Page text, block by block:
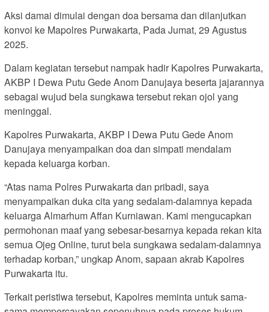
Aksi damai dimulai dengan doa bersama dan dilanjutkan
konvoi ke Mapolres Purwakarta, Pada Jumat, 29 Agustus
2025.
Dalam kegiatan tersebut nampak hadir Kapolres Purwakarta,
AKBP I Dewa Putu Gede Anom Danujaya beserta jajarannya
sebagai wujud bela sungkawa tersebut rekan ojol yang
meninggal.
Kapolres Purwakarta, AKBP I Dewa Putu Gede Anom
Danujaya menyampaikan doa dan simpati mendalam
kepada keluarga korban.
“Atas nama Polres Purwakarta dan pribadi, saya
menyampaikan duka cita yang sedalam-dalamnya kepada
keluarga Almarhum Affan Kurniawan. Kami mengucapkan
permohonan maaf yang sebesar-besarnya kepada rekan kita
semua Ojeg Online, turut bela sungkawa sedalam-dalamnya
terhadap korban,” ungkap Anom, sapaan akrab Kapolres
Purwakarta itu.
Terkait peristiwa tersebut, Kapolres meminta untuk sama-